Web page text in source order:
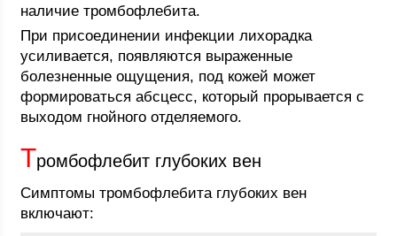
наличие тромбофлебита.
При присоединении инфекции лихорадка
усиливается, появляются выраженные
болезненные ощущения, под кожей может
формироваться абсцесс, который прорывается с
выходом гнойного отделяемого.
Тромбофлебит глубоких вен
Симптомы тромбофлебита глубоких вен
включают: